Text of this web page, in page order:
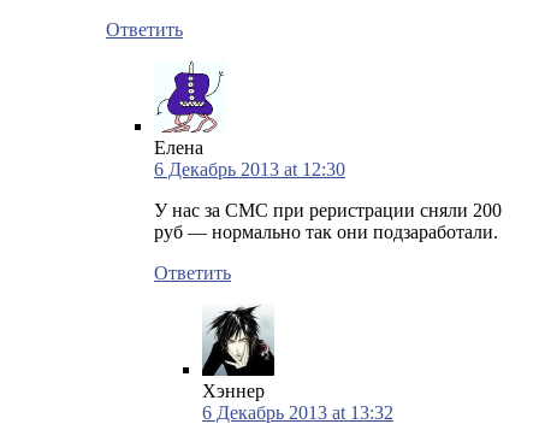
Ответить
Елена
6 Декабрь 2013 at 12:30
У нас за СМС при реристрации сняли 200
руб — нормально так они подзаработали.
Ответить
Хэннер
6 Декабрь 2013 at 13:32